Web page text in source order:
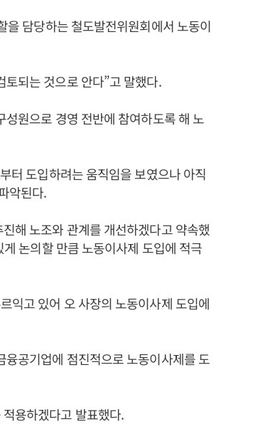
담당하는 철도발전위원회에서 노동이
되는 것으로 안다”고 말했다.
원으로 경영 전반에 참여하도록 해 노
터 도입하려는 움직임을 보였으나 아직
악된다.
해 노조와 관계를 개선하겠다고 약속했
논의할 만큼 노동이사제 도입에 적극
익고 있어 오 사장의 노동이사제 도입에
공기업에 점진적으로 노동이사제를 도
용하겠다고 발표했다.